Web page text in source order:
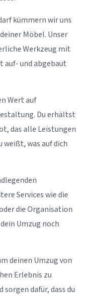
kümmern wir uns
Möbel. Unser
Werkzeug mit
auf- und abgebaut
Wert auf
Du erhältst
das alle Leistungen
was auf dich
Services wie die
die Organisation
Umzug noch
deinen Umzug von
Erlebnis zu
sorgen dafür, dass du